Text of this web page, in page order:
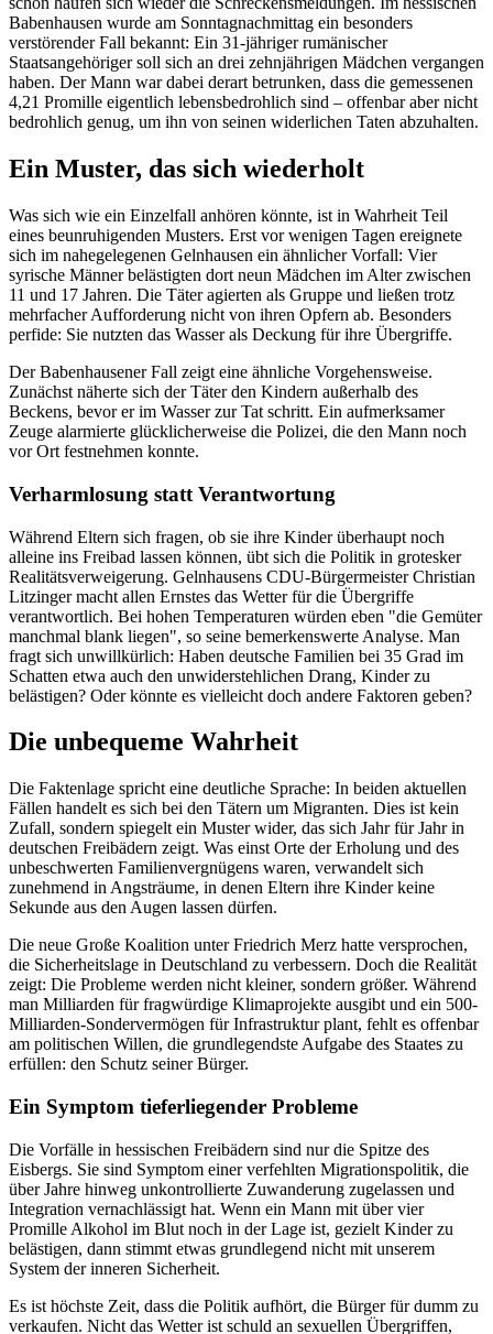
Babenhausen wurde am Sonntagnachmittag ein besonders
verstörender Fall bekannt: Ein 31-jähriger rumänischer
Staatsangehöriger soll sich an drei zehnjährigen Mädchen vergangen
haben. Der Mann war dabei derart betrunken, dass die gemessenen
4,21 Promille eigentlich lebensbedrohlich sind – offenbar aber nicht
bedrohlich genug, um ihn von seinen widerlichen Taten abzuhalten.
Ein Muster, das sich wiederholt
Was sich wie ein Einzelfall anhören könnte, ist in Wahrheit Teil
eines beunruhigenden Musters. Erst vor wenigen Tagen ereignete
sich im nahegelegenen Gelnhausen ein ähnlicher Vorfall: Vier
syrische Männer belästigten dort neun Mädchen im Alter zwischen
11 und 17 Jahren. Die Täter agierten als Gruppe und ließen trotz
mehrfacher Aufforderung nicht von ihren Opfern ab. Besonders
perfide: Sie nutzten das Wasser als Deckung für ihre Übergriffe.
Der Babenhausener Fall zeigt eine ähnliche Vorgehensweise.
Zunächst näherte sich der Täter den Kindern außerhalb des
Beckens, bevor er im Wasser zur Tat schritt. Ein aufmerksamer
Zeuge alarmierte glücklicherweise die Polizei, die den Mann noch
vor Ort festnehmen konnte.
Verharmlosung statt Verantwortung
Während Eltern sich fragen, ob sie ihre Kinder überhaupt noch
alleine ins Freibad lassen können, übt sich die Politik in grotesker
Realitätsverweigerung. Gelnhausens CDU-Bürgermeister Christian
Litzinger macht allen Ernstes das Wetter für die Übergriffe
verantwortlich. Bei hohen Temperaturen würden eben "die Gemüter
manchmal blank liegen", so seine bemerkenswerte Analyse. Man
fragt sich unwillkürlich: Haben deutsche Familien bei 35 Grad im
Schatten etwa auch den unwiderstehlichen Drang, Kinder zu
belästigen? Oder könnte es vielleicht doch andere Faktoren geben?
Die unbequeme Wahrheit
Die Faktenlage spricht eine deutliche Sprache: In beiden aktuellen
Fällen handelt es sich bei den Tätern um Migranten. Dies ist kein
Zufall, sondern spiegelt ein Muster wider, das sich Jahr für Jahr in
deutschen Freibädern zeigt. Was einst Orte der Erholung und des
unbeschwerten Familienvergnügens waren, verwandelt sich
zunehmend in Angsträume, in denen Eltern ihre Kinder keine
Sekunde aus den Augen lassen dürfen.
Die neue Große Koalition unter Friedrich Merz hatte versprochen,
die Sicherheitslage in Deutschland zu verbessern. Doch die Realität
zeigt: Die Probleme werden nicht kleiner, sondern größer. Während
man Milliarden für fragwürdige Klimaprojekte ausgibt und ein 500-
Milliarden-Sondervermögen für Infrastruktur plant, fehlt es offenbar
am politischen Willen, die grundlegendste Aufgabe des Staates zu
erfüllen: den Schutz seiner Bürger.
Ein Symptom tieferliegender Probleme
Die Vorfälle in hessischen Freibädern sind nur die Spitze des
Eisbergs. Sie sind Symptom einer verfehlten Migrationspolitik, die
über Jahre hinweg unkontrollierte Zuwanderung zugelassen und
Integration vernachlässigt hat. Wenn ein Mann mit über vier
Promille Alkohol im Blut noch in der Lage ist, gezielt Kinder zu
belästigen, dann stimmt etwas grundlegend nicht mit unserem
System der inneren Sicherheit.
Es ist höchste Zeit, dass die Politik aufhört, die Bürger für dumm zu
verkaufen. Nicht das Wetter ist schuld an sexuellen Übergriffen,